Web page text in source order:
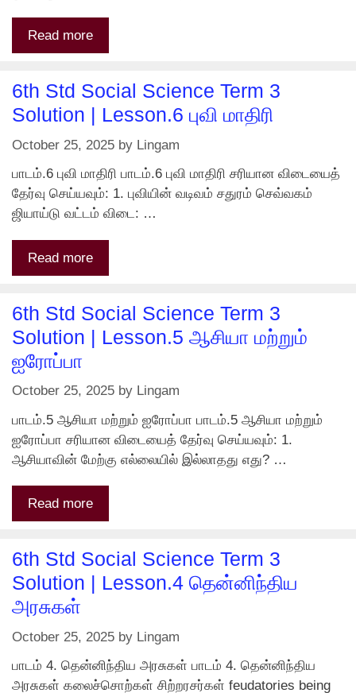
Read more
6th Std Social Science Term 3
Solution | Lesson.6 புவி மாதிரி
October 25, 2025 by Lingam
பாடம்.6 புவி மாதிரி பாடம்.6 புவி மாதிரி சரியான விடையைத்
தேர்வு செய்யவும்: 1. புவியின் வடிவம் சதுரம் செவ்வகம்
ஜியாய்டு வட்டம் விடை: …
Read more
6th Std Social Science Term 3
Solution | Lesson.5 ஆசியா மற்றும்
ஐரோப்பா
October 25, 2025 by Lingam
பாடம்.5 ஆசியா மற்றும் ஐரோப்பா பாடம்.5 ஆசியா மற்றும்
ஐரோப்பா சரியான விடையைத் தேர்வு செய்யவும்: 1.
ஆசியாவின் மேற்கு எல்லையில் இல்லாதது எது? …
Read more
6th Std Social Science Term 3
Solution | Lesson.4 தென்னிந்திய
அரசுகள்
October 25, 2025 by Lingam
பாடம் 4. தென்னிந்திய அரசுகள் பாடம் 4. தென்னிந்திய
அரசுகள் கலைச்சொற்கள் சிற்றரசர்கள் feudatories being